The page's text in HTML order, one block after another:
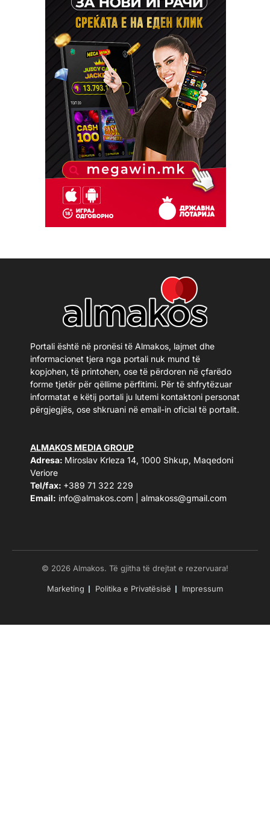
Portali është në pronësi të Almakos, lajmet dhe
informacionet tjera nga portali nuk mund të
kopjohen, të printohen, ose të përdoren në çfarëdo
forme tjetër për qëllime përfitimi. Për të shfrytëzuar
informatat e këtij portali ju lutemi kontaktoni personat
përgjegjës, ose shkruani në email-in oficial të portalit.
ALMAKOS MEDIA GROUP
Adresa: Miroslav Krleza 14, 1000 Shkup, Maqedoni
Veriore
Tel/fax: +389 71 322 229
Email: info@almakos.com almakoss@gmail.com
© 2026 Almakos. Të gjitha të drejtat e rezervuara!
Marketing Politika e Privatësisë Impressum